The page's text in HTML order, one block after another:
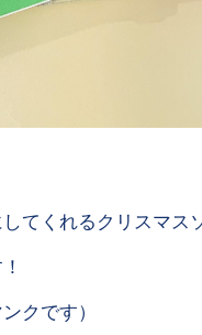
てくれるクリスマス
クです）